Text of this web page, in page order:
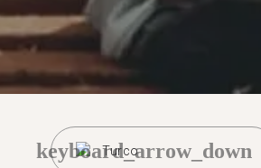
Turco
keyboard_arrow_down